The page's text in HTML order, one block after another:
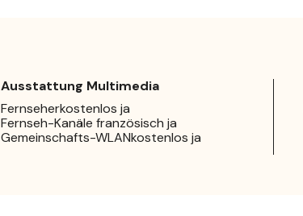
Ausstattung Multimedia
Fernseherkostenlos ja
Fernseh-Kanäle französisch ja
Gemeinschafts-WLANkostenlos ja